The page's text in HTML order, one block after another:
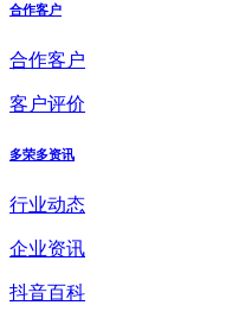
合作客户
合作客户
客户评价
多荣多资讯
行业动态
企业资讯
抖音百科